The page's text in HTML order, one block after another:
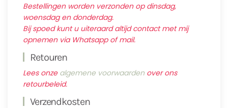
Bestellingen worden verzonden op dinsdag,
woensdag en donderdag.
Bij spoed kunt u uiteraard altijd contact met mij
opnemen via Whatsapp of mail.
Retouren
Lees onze algemene voorwaarden over ons
retourbeleid.
Verzendkosten